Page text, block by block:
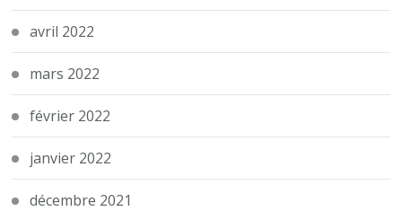
avril 2022
mars 2022
février 2022
janvier 2022
décembre 2021